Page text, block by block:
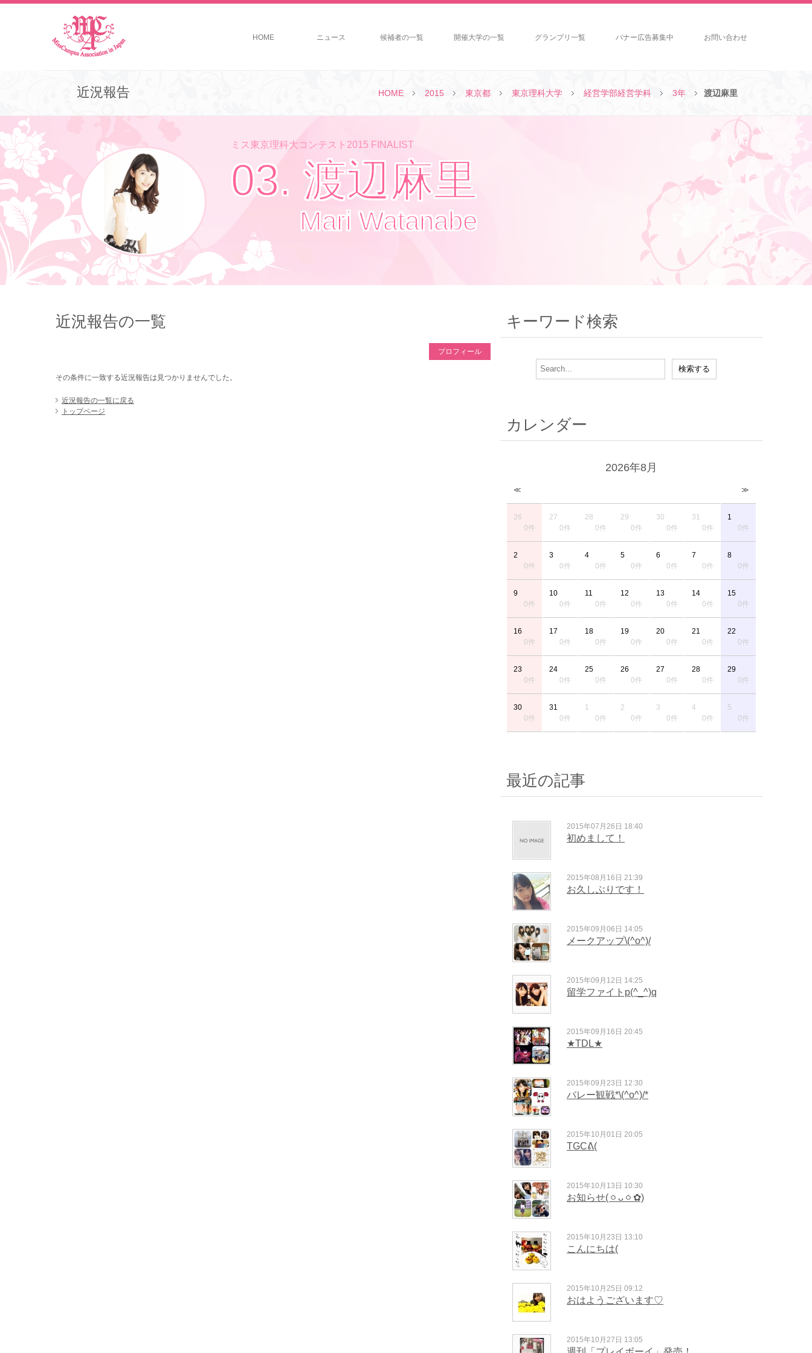
HOME ニュース 候補者の一覧 開催大学の一覧 グランプリ一覧 バナー広告募集中 お問い合わせ
HOME 2015 東京都 東京理科大学 経営学部経営学科 3年 渡辺麻里
近況報告
ミス東京理科大コンテスト2015 FINALIST
03. 渡辺麻里
Mari Watanabe
近況報告の一覧
プロフィール
その条件に一致する近況報告は見つかりませんでした。
近況報告の一覧に戻る
トップページ
キーワード検索
カレンダー
2026年8月
≪ ≫
26
0件
27
0件
28
0件
29
0件
30
0件
31
0件
1
0件
2
0件
3
0件
4
0件
5
0件
6
0件
7
0件
8
0件
9
0件
10
0件
11
0件
12
0件
13
0件
14
0件
15
0件
16
0件
17
0件
18
0件
19
0件
20
0件
21
0件
22
0件
23
0件
24
0件
25
0件
26
0件
27
0件
28
0件
29
0件
30
0件
31
0件
1
0件
2
0件
3
0件
4
0件
5
0件
最近の記事
初めまして！
2015年07月26日 18:40
お久しぶりです！
2015年08月16日 21:39
メークアップ\(^o^)/
2015年09月06日 14:05
留学ファイトp(^_^)q
2015年09月12日 14:25
★TDL★
2015年09月16日 20:45
バレー観戦*\(^o^)/*
2015年09月23日 12:30
TGCᕕ(
2015年10月01日 20:05
お知らせ(ㆁᴗㆁ✿)
2015年10月13日 10:30
こんにちは(
2015年10月23日 13:10
おはようございます♡
2015年10月25日 09:12
2015年10月27日 13:05